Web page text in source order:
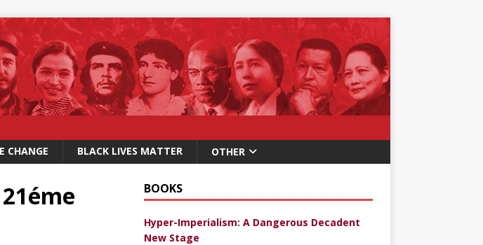
CHANGE BLACK LIVES MATTER OTHER
BOOKS
Hyper-Imperialism: A Dangerous Decadent
New Stage